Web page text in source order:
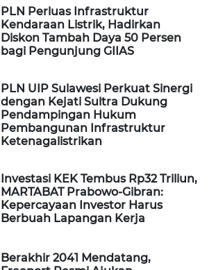
PLN Perluas Infrastruktur
Kendaraan Listrik, Hadirkan
Diskon Tambah Daya 50 Persen
bagi Pengunjung GIIAS
PLN UIP Sulawesi Perkuat Sinergi
dengan Kejati Sultra Dukung
Pendampingan Hukum
Pembangunan Infrastruktur
Ketenagalistrikan
Investasi KEK Tembus Rp32 Triliun,
MARTABAT Prabowo-Gibran:
Kepercayaan Investor Harus
Berbuah Lapangan Kerja
Berakhir 2041 Mendatang,